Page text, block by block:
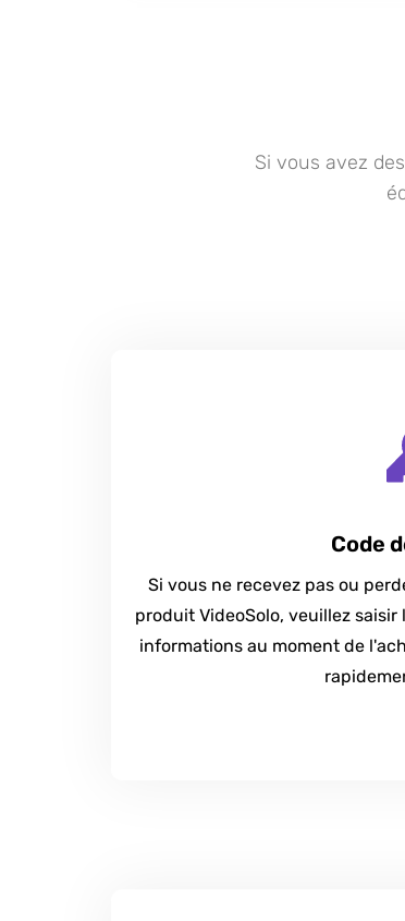
Si vous avez
Code
Si vous ne recevez pas ou
produit VideoSolo, veuillez
informations au moment de